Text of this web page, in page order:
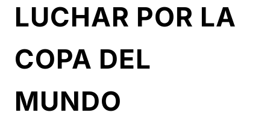
LUCHAR POR LA
COPA DEL
MUNDO